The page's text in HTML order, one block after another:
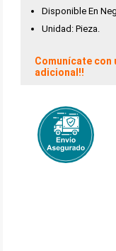
Disponible En
Unidad: Pieza.
Comunícate con
adicional!!